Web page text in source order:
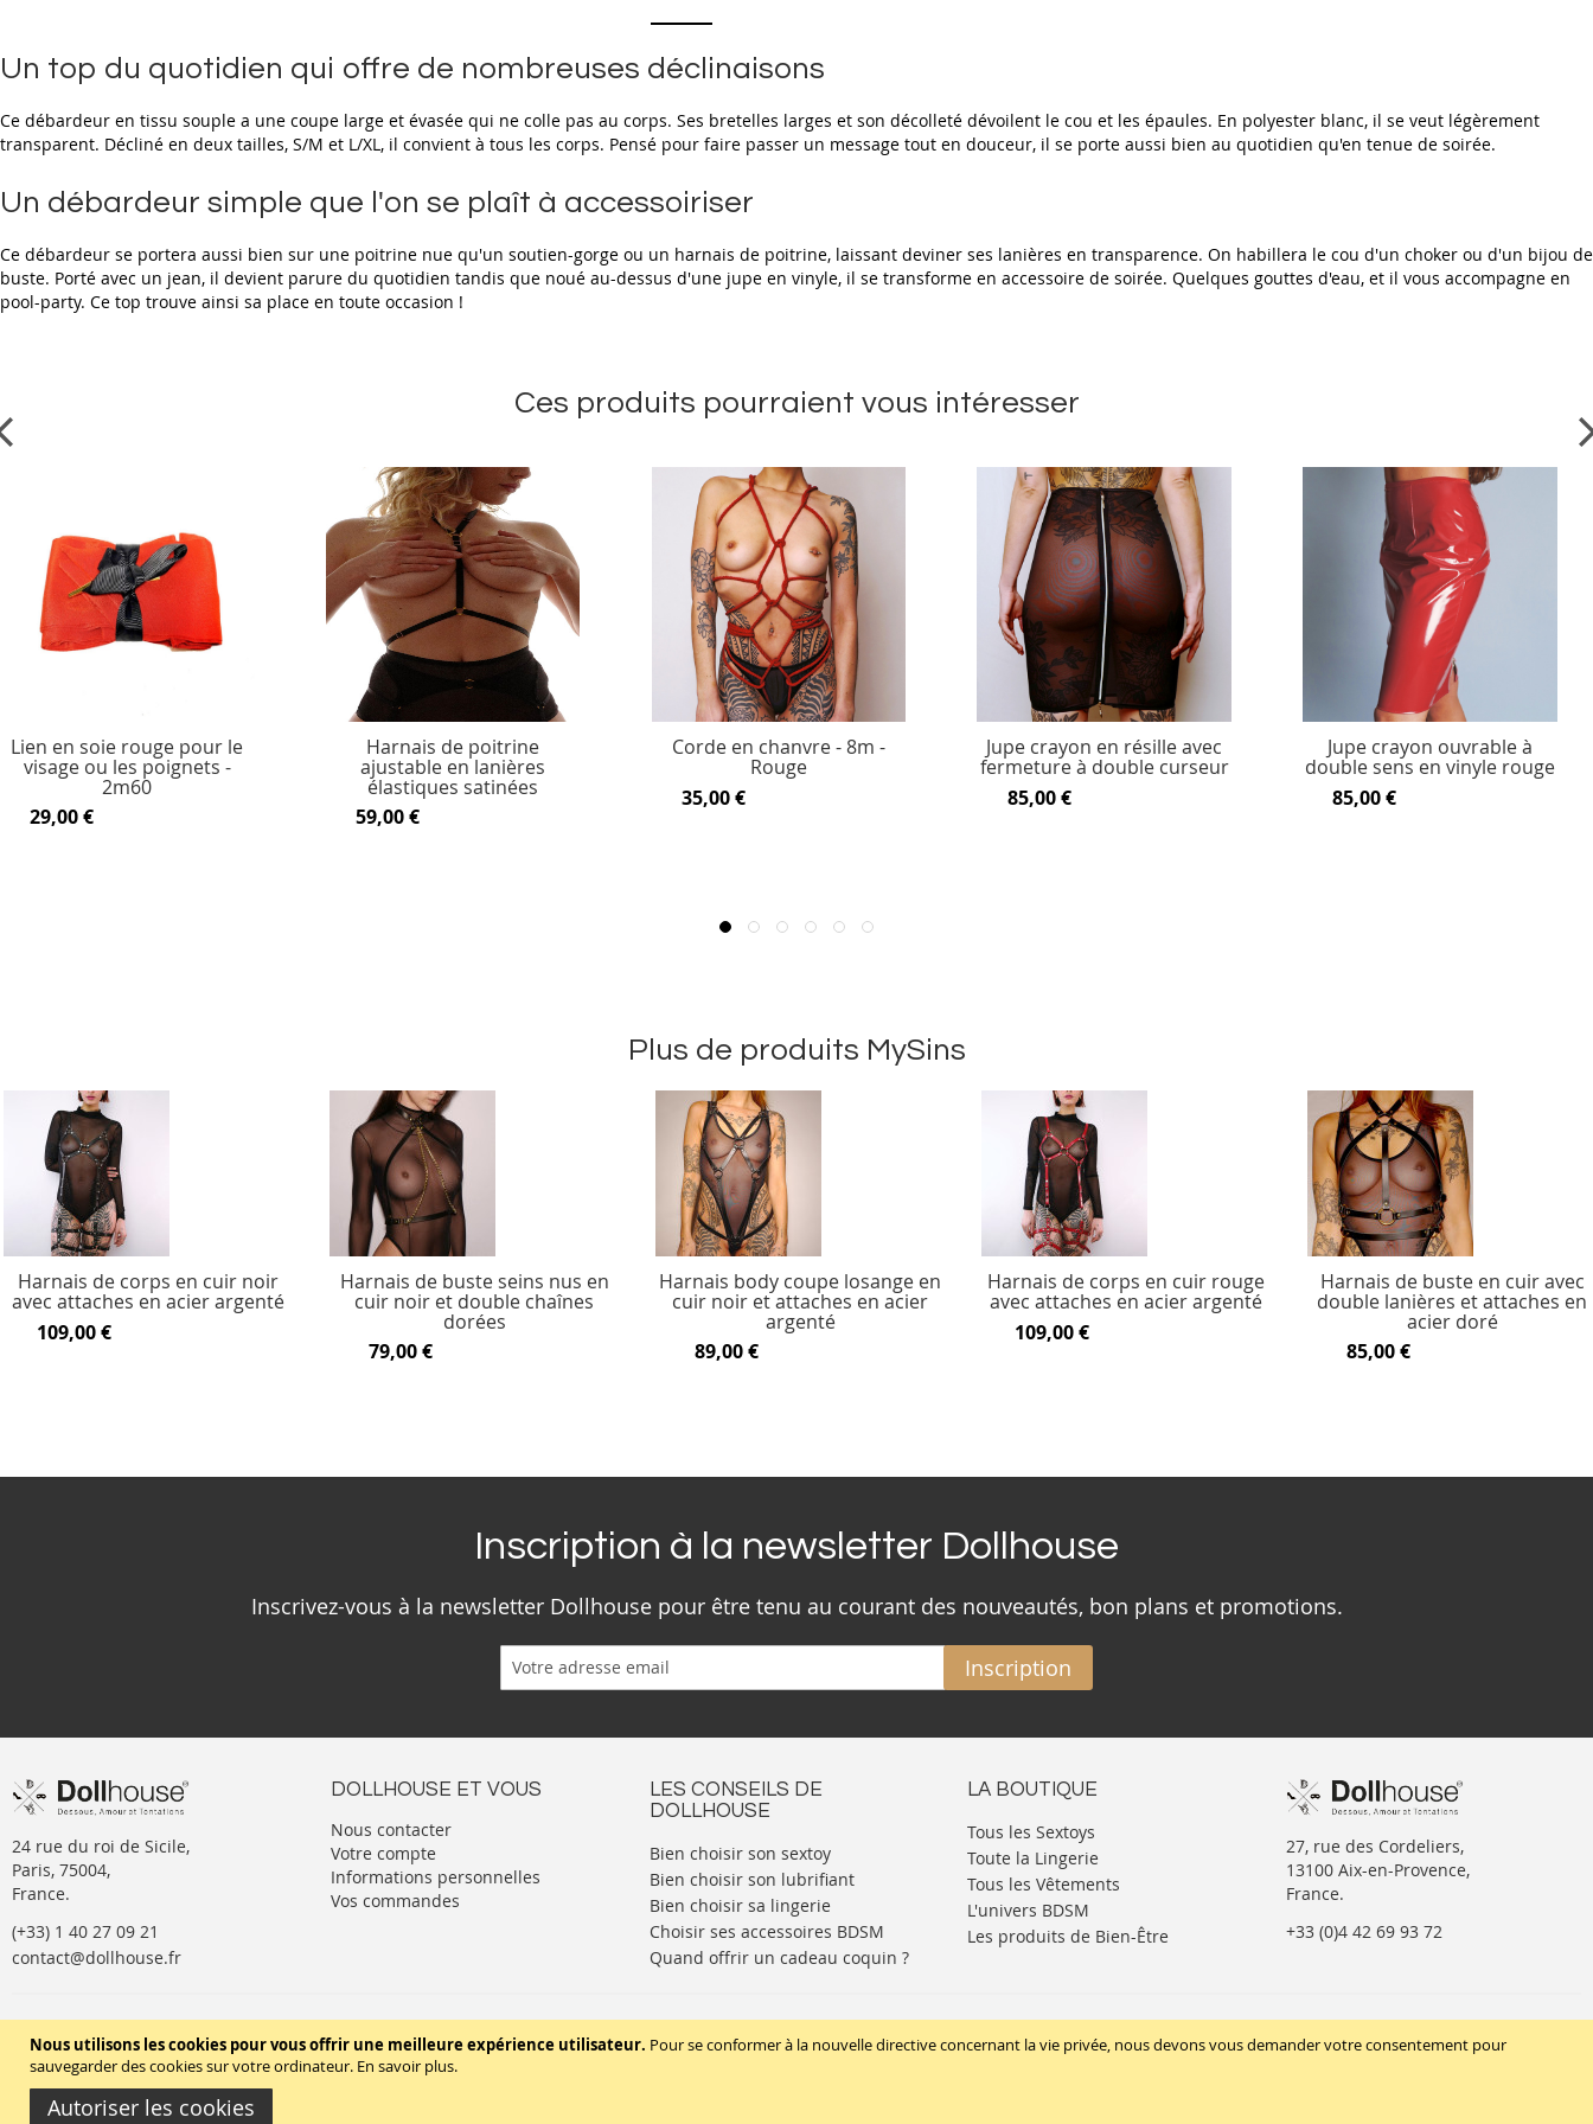
Nous utilisons les cookies pour vous offrir une meilleure expérience utilisateur. Pour se conformer à la nouvelle directive concernant la vie privée, nous devons vous demander votre consentement pour
sauvegarder des cookies sur votre ordinateur. En savoir plus.
Autoriser les cookies
the
images
Un top du quotidien qui offre de nombreuses déclinaisons
Ce débardeur en tissu souple a une coupe large et évasée qui ne colle pas au corps. Ses bretelles larges et son décolleté dévoilent le cou et les épaules. En polyester blanc, il se veut légèrement
transparent. Décliné en deux tailles, S/M et L/XL, il convient à tous les corps. Pensé pour faire passer un message tout en douceur, il se porte aussi bien au quotidien qu'en tenue de soirée.
Un débardeur simple que l'on se plaît à accessoiriser
Ce débardeur se portera aussi bien sur une poitrine nue qu'un soutien-gorge ou un harnais de poitrine, laissant deviner ses lanières en transparence. On habillera le cou d'un choker ou d'un bijou de
buste. Porté avec un jean, il devient parure du quotidien tandis que noué au-dessus d'une jupe en vinyle, il se transforme en accessoire de soirée. Quelques gouttes d'eau, et il vous accompagne en
pool-party. Ce top trouve ainsi sa place en toute occasion !
Ces produits pourraient vous intéresser
Lien en soie rouge pour le
visage ou les poignets -
2m60
29,00 €
Harnais de poitrine
ajustable en lanières
élastiques satinées
59,00 €
Corde en chanvre - 8m -
Rouge
35,00 €
Jupe crayon en résille avec
fermeture à double curseur
85,00 €
Jupe crayon ouvrable à
double sens en vinyle rouge
85,00 €
Plus de produits MySins
Harnais de corps en cuir noir
avec attaches en acier argenté
109,00 €
Harnais de buste seins nus en
cuir noir et double chaînes
dorées
79,00 €
Harnais body coupe losange en
cuir noir et attaches en acier
argenté
89,00 €
Harnais de corps en cuir rouge
avec attaches en acier argenté
109,00 €
Harnais de buste en cuir avec
double lanières et attaches en
acier doré
85,00 €
Inscription à la newsletter Dollhouse
Inscrivez-vous à la newsletter Dollhouse pour être tenu au courant des nouveautés, bon plans et promotions.
Inscription
24 rue du roi de Sicile,
Paris, 75004,
France.
(+33) 1 40 27 09 21
contact@dollhouse.fr
DOLLHOUSE ET VOUS
Nous contacter
Votre compte
Informations personnelles
Vos commandes
LES CONSEILS DE
DOLLHOUSE
Bien choisir son sextoy
Bien choisir son lubrifiant
Bien choisir sa lingerie
Choisir ses accessoires BDSM
Quand offrir un cadeau coquin ?
LA BOUTIQUE
Tous les Sextoys
Toute la Lingerie
Tous les Vêtements
L'univers BDSM
Les produits de Bien-Être
27, rue des Cordeliers,
13100 Aix-en-Provence,
France.
+33 (0)4 42 69 93 72
Conditions générales de vente Mentions légales Politique de cookies SUIVEZ-NOUS